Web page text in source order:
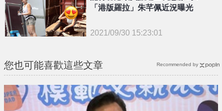
「港版羅拉」朱芊佩近況曝光
2021/09/30 15:23:01
您也可能喜歡這些文章 Recommended by